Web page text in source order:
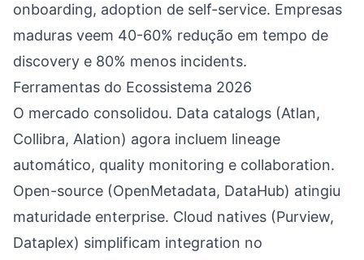
onboarding, adoption de self-service. Empresas
maduras veem 40-60% redução em tempo de
discovery e 80% menos incidents.
Ferramentas do Ecossistema 2026
O mercado consolidou. Data catalogs (Atlan,
Collibra, Alation) agora incluem lineage
automático, quality monitoring e collaboration.
Open-source (OpenMetadata, DataHub) atingiu
maturidade enterprise. Cloud natives (Purview,
Dataplex) simplificam integration no